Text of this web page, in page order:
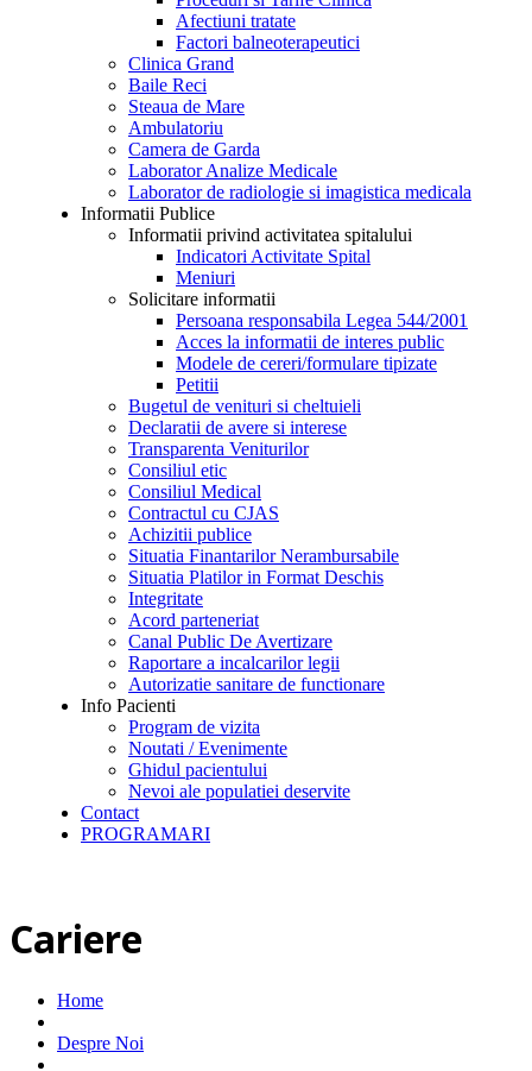
Afectiuni tratate
Factori balneoterapeutici
Clinica Grand
Baile Reci
Steaua de Mare
Ambulatoriu
Camera de Garda
Laborator Analize Medicale
Laborator de radiologie si imagistica medicala
Informatii Publice
Informatii privind activitatea spitalului
Indicatori Activitate Spital
Meniuri
Solicitare informatii
Persoana responsabila Legea 544/2001
Acces la informatii de interes public
Modele de cereri/formulare tipizate
Petitii
Bugetul de venituri si cheltuieli
Declaratii de avere si interese
Transparenta Veniturilor
Consiliul etic
Consiliul Medical
Contractul cu CJAS
Achizitii publice
Situatia Finantarilor Nerambursabile
Situatia Platilor in Format Deschis
Integritate
Acord parteneriat
Canal Public De Avertizare
Raportare a incalcarilor legii
Autorizatie sanitare de functionare
Info Pacienti
Program de vizita
Noutati / Evenimente
Ghidul pacientului
Nevoi ale populatiei deservite
Contact
PROGRAMARI
Cariere
Home
Despre Noi